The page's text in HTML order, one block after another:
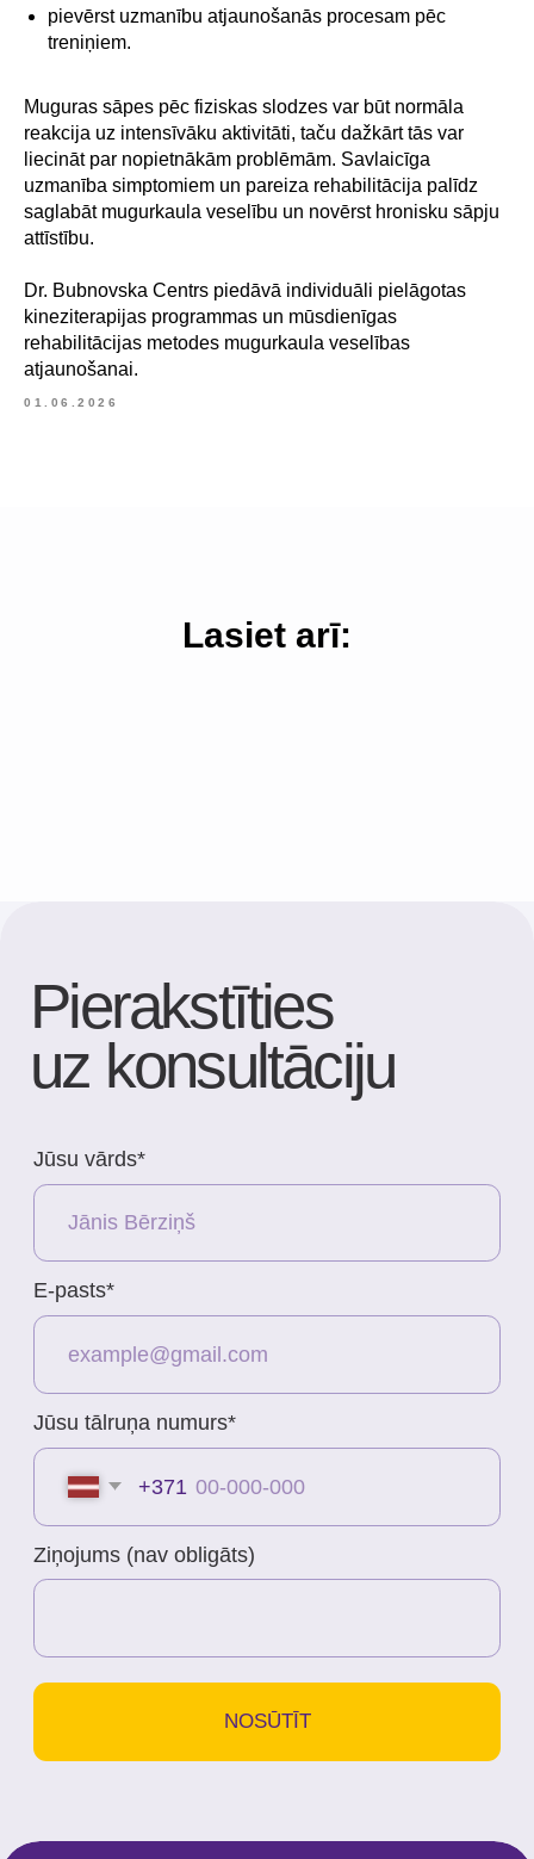
pievērst uzmanību atjaunošanās procesam pēc
treniņiem.
Muguras sāpes pēc fiziskas slodzes var būt normāla
reakcija uz intensīvāku aktivitāti, taču dažkārt tās var
liecināt par nopietnākām problēmām. Savlaicīga
uzmanība simptomiem un pareiza rehabilitācija palīdz
saglabāt mugurkaula veselību un novērst hronisku sāpju
attīstību.
Dr. Bubnovska Centrs piedāvā individuāli pielāgotas
kineziterapijas programmas un mūsdienīgas
rehabilitācijas metodes mugurkaula veselības
atjaunošanai.
01.06.2026
Lasiet arī:
Tālrunis
+371 23 271 732
E-pasts
P–Pk : 8.00–22.00
Sv : 10.00–15.00
SIA "KINEZIS", Reģ. numurs
Medicīnas iestādes kods
010001956
centrs
© 2023. Visas tiesības aizsargātas.
Pierakstīties
uz konsultāciju
Jūsu vārds*
E-pasts*
Jūsu tālruņa numurs*
NOSŪTĪT
Pakalpojuma sniegšanas noteikumi
Konfidencialitātes politika